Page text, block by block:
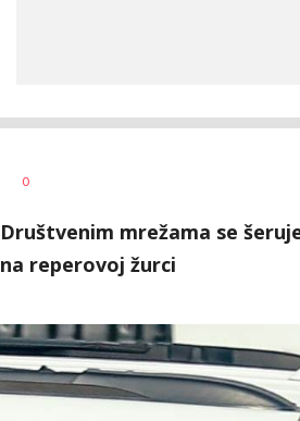
AUTOR
0
Društvenim mrežama se
na reperovoj žurci